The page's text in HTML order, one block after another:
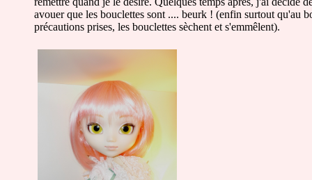
avouer que les bouclettes sont .... beurk ! (enfin surtout qu'au
précautions prises, les bouclettes sèchent et s'emmêlent).